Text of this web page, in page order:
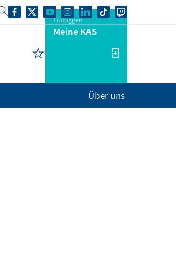
Einloggen
Meine KAS
Über uns